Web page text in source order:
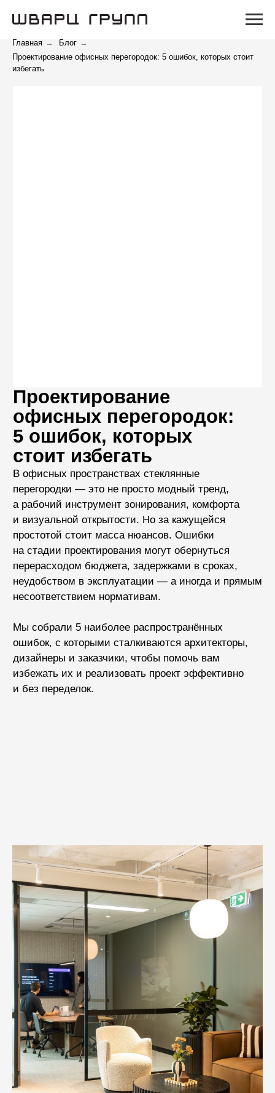
Главная → Блог →
Проектирование офисных перегородок: 5 ошибок, которых стоит
избегать
на стадии проектирования могут обернуться
перерасходом бюджета, задержками в сроках,
неудобством в эксплуатации — а иногда и прямым
несоответствием нормативам.
Мы собрали 5 наиболее распространённых
ошибок, с которыми сталкиваются архитекторы,
дизайнеры и заказчики, чтобы помочь вам
избежать их и реализовать проект эффективно
и без переделок.